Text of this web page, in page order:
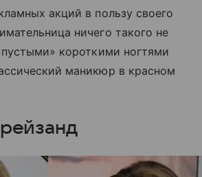
акций в пользу своего
ничего такого не
короткими ногтями
маникюр в красном